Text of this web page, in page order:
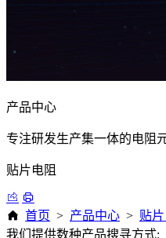
产品中心
专注研发生产集一体的电阻
贴片电阻
首页 > 产品中心 > 贴
我们提供数种产品搜寻方式: